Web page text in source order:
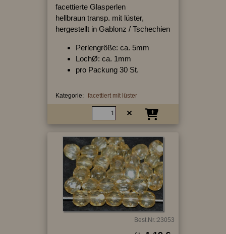
facettierte Glasperlen
hellbraun transp. mit lüster,
hergestellt in Gablonz / Tschechien
Perlengröße: ca. 5mm
LochØ: ca. 1mm
pro Packung 30 St.
Kategorie: facettiert mit lüster
Best.Nr.:23053